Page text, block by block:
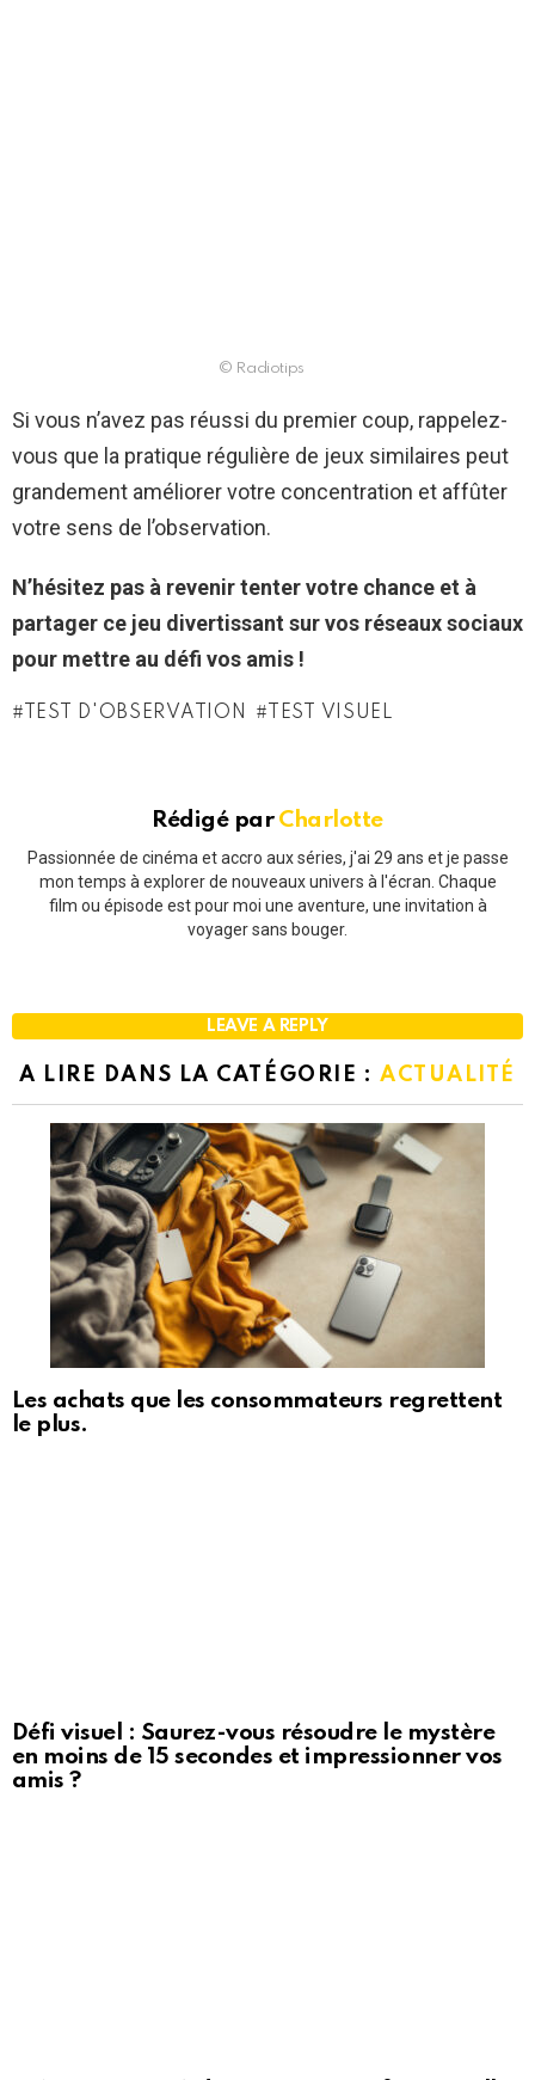
© Radiotips
Si vous n’avez pas réussi du premier coup, rappelez-
vous que la pratique régulière de jeux similaires peut
grandement améliorer votre concentration et affûter
votre sens de l’observation.
N’hésitez pas à revenir tenter votre chance et à
partager ce jeu divertissant sur vos réseaux sociaux
pour mettre au défi vos amis !
TEST D'OBSERVATION TEST VISUEL
Rédigé par Charlotte
Passionnée de cinéma et accro aux séries, j'ai 29 ans et je passe
mon temps à explorer de nouveaux univers à l'écran. Chaque
film ou épisode est pour moi une aventure, une invitation à
voyager sans bouger.
LEAVE A REPLY
A LIRE DANS LA CATÉGORIE : ACTUALITÉ
Les achats que les consommateurs regrettent
le plus.
Défi visuel : Saurez-vous résoudre le mystère
en moins de 15 secondes et impressionner vos
amis ?